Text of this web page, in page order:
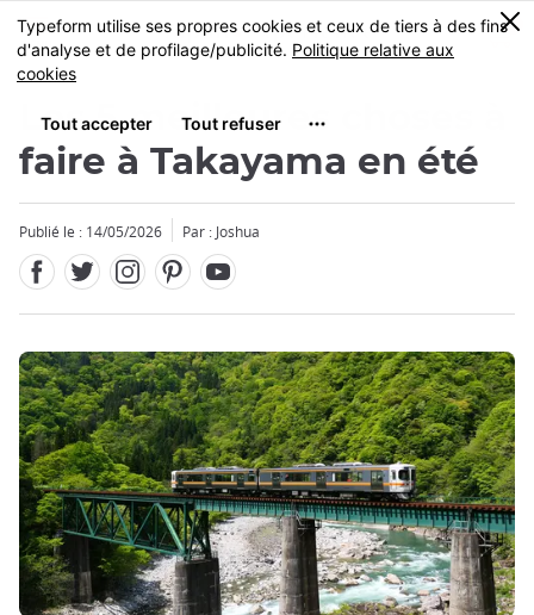
Skip
to
main
MENU
0
Les 5 meilleures choses à
faire à Takayama en été
Publié le : 14/05/2026 Par : Joshua